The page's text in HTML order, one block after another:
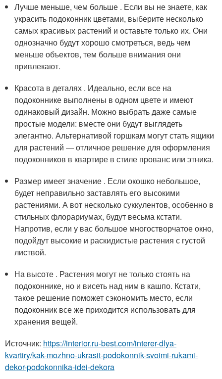
Лучше меньше, чем больше . Если вы не знаете, как
украсить подоконник цветами, выберите несколько
самых красивых растений и оставьте только их. Они
однозначно будут хорошо смотреться, ведь чем
меньше объектов, тем больше внимания они
привлекают.
Красота в деталях . Идеально, если все на
подоконнике выполнены в одном цвете и имеют
одинаковый дизайн. Можно выбрать даже самые
простые модели: вместе они будут выглядеть
элегантно. Альтернативой горшкам могут стать ящики
для растений — отличное решение для оформления
подоконников в квартире в стиле прованс или этника.
Размер имеет значение . Если окошко небольшое,
будет неправильно заставлять его высокими
растениями. А вот несколько суккулентов, особенно в
стильных флорариумах, будут весьма кстати.
Напротив, если у вас большое многостворчатое окно,
подойдут высокие и раскидистые растения с густой
листвой.
На высоте . Растения могут не только стоять на
подоконнике, но и висеть над ним в кашпо. Кстати,
такое решение поможет сэкономить место, если
подоконник все же приходится использовать для
хранения вещей.
Источник: https://interior.ru-best.com/interer-dlya-
kvartiry/kak-mozhno-ukrasit-podokonnik-svoimi-rukami-
dekor-podokonnika-idei-dekora